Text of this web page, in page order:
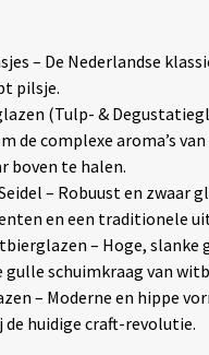
– De Nederlandse
pilsje.
(Tulp- &
de complexe aroma’s
boven te halen.
– Robuust en zwaar
en een traditionele
– Hoge, slanke
gulle schuimkraag van
– Moderne en hippe
huidige craft-revolutie.